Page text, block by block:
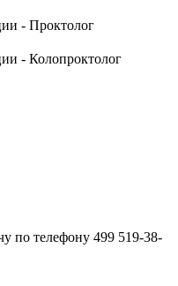
- Проктолог
- Колопроктолог
по телефону 499 519-38-